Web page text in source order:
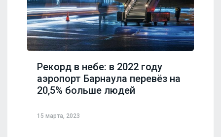
Рекорд в небе: в 2022 году
аэропорт Барнаула перевёз на
20,5% больше людей
15 марта, 2023